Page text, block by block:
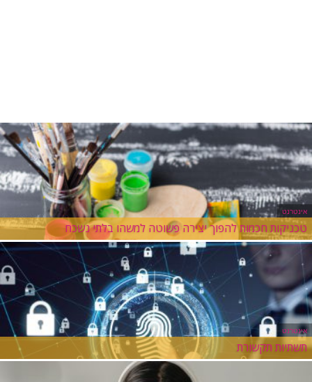
אינטרנט
טכניקות חכמות להפוך יצירה פשוטה למשהו בלתי נשכח
אינטרנט
תשתיות תקשורת